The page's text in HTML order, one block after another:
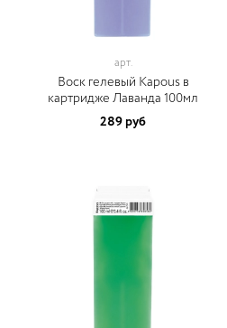
арт.
Воск гелевый Kapous в
картридже Лаванда 100мл
289 руб